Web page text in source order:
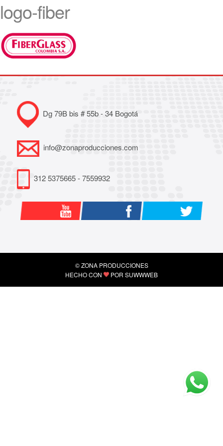
logo-fiber
Dg 79B bis # 55b - 34 Bogotá
info@zonaproducciones.com
312 5375665 - 7559932
© ZONA PRODUCCIONES
HECHO CON
POR SUWWWEB